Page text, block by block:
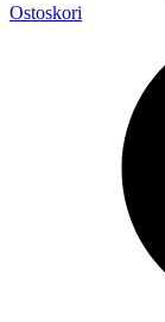
Ostoskori